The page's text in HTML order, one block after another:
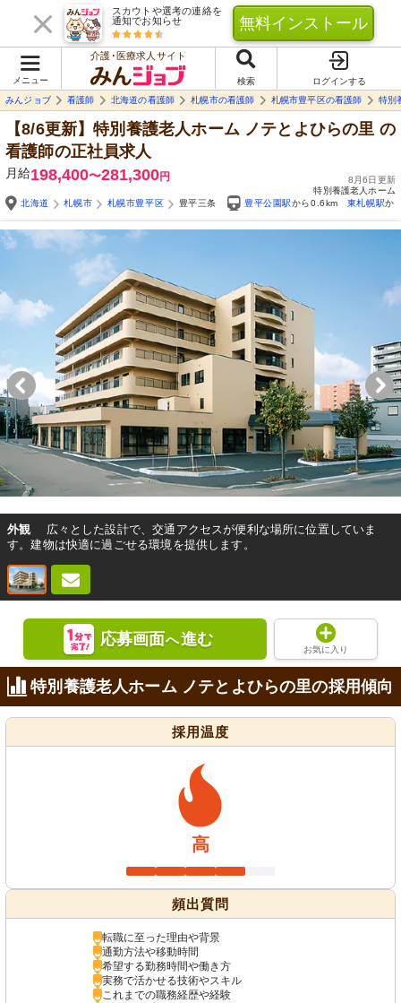
スカウトや選考の連絡を
通知でお知らせ
無料インストール
メニュー
介護･医療求人サイト
検索
ログインする
みんジョブ
看護師 北海道の看護師 札幌市の看護師 札幌市豊平区の看護師 特別
【8/6更新】特別養護老人ホーム ノテとよひらの里 の
看護師の正社員求人
月給198,400〜281,300円
8月6日更新
特別養護老人ホーム
北海道
札幌市 札幌市豊平区 豊平三条 豊平公園駅から0.6km 東札幌駅か
外観
広々とした設計で、交通アクセスが便利な場所に位置していま
す。建物は快適に過ごせる環境を提供します。
応募画面へ進む
お気に入り
特別養護老人ホーム ノテとよひらの里の採用傾向
採用温度
高
頻出質問
転職に至った理由や背景
通勤方法や移動時間
希望する勤務時間や働き方
実務で活かせる技術やスキル
これまでの職務経歴や経験